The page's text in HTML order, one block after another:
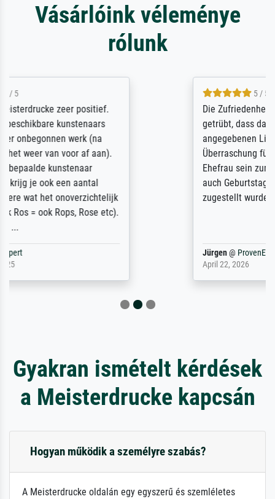
Vásárlóink véleménye
rólunk
Die Zufriedenheit ist auch nicht dadurch
getrübt, dass das Bild entgegen einer
angegebenen Lieferanschrift (sollte eine
Überraschung für die normannische
Ehefrau sein zum Hochzeits- gleichzeitig
auch Geburtstag sein) doch nach zu Hause
zugestellt wurde.
Gyakran ismételt kérdések
a Meisterdrucke kapcsán
Hogyan működik a személyre szabás?
A Meisterdrucke oldalán egy egyszerű és szemléletes